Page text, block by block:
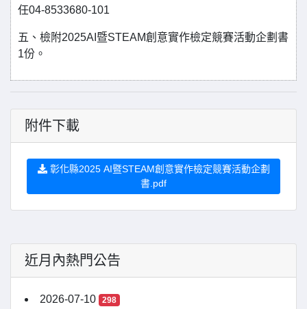
任04-8533680-101
五、檢附2025AI暨STEAM創意實作檢定競賽活動企劃書
1份。
附件下載
彰化縣2025 AI暨STEAM創意實作檢定競賽活動企劃
書.pdf
近月內熱門公告
2026-07-10 298